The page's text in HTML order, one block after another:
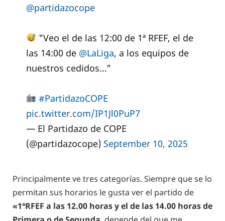
@partidazocope
"Veo el de las 12:00 de 1ª RFEF, el de
las 14:00 de @LaLiga, a los equipos de
nuestros cedidos…"
#PartidazoCOPE
pic.twitter.com/IP1Jl0PuP7
— El Partidazo de COPE
(@partidazocope) September 10, 2025
Principalmente ve tres categorías. Siempre que se lo
permitan sus horarios le gusta ver el partido de
«1ªRFEF a las 12.00 horas y el de las 14.00 horas de